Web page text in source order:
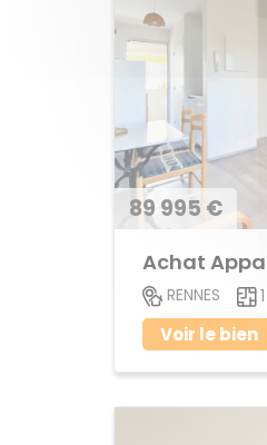
89 995 €
RENNES 1
Voir le bien